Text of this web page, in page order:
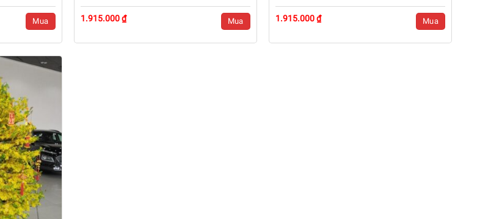
Mua
– Mã: PN-CG0232
1.915.000 ₫
Mua
– Mã: PN-CG0231
1.915.000 ₫
Mua